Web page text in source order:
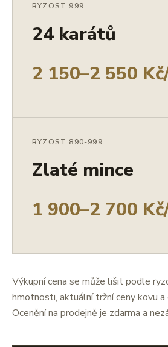
RYZOST 999
24 karátů
2 150–2 550
RYZOST 890-999
Zlaté mince
1 900–2 700
Výkupní cena se může lišit podle
hmotnosti, aktuální tržní ceny kovu
Ocenění na prodejně je zdarma a